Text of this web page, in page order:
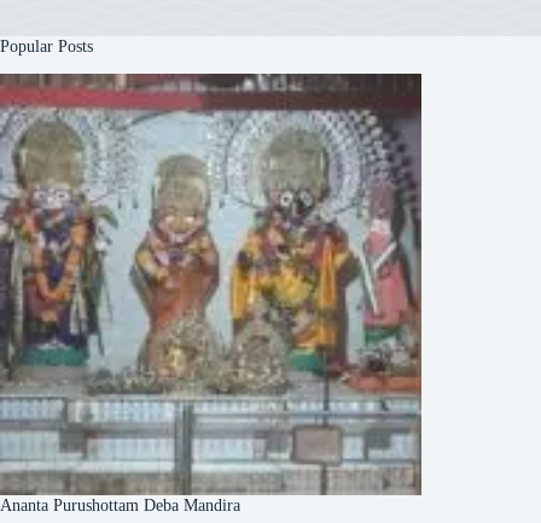
Popular Posts
Ananta Purushottam Deba Mandira